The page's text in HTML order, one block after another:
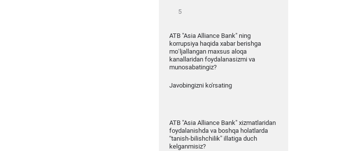
ATB "Asia Alliance Bank" ning
korrupsiya haqida xabar berishga
mo‘ljallangan maxsus aloqa
kanallaridan foydalanasizmi va
munosabatingiz?
Javobingizni ko'rsating
ATB "Asia Alliance Bank" xizmatlaridan
foydalanishda va boshqa holatlarda
“tanish-bilishchilik” illatiga duch
kelganmisiz?